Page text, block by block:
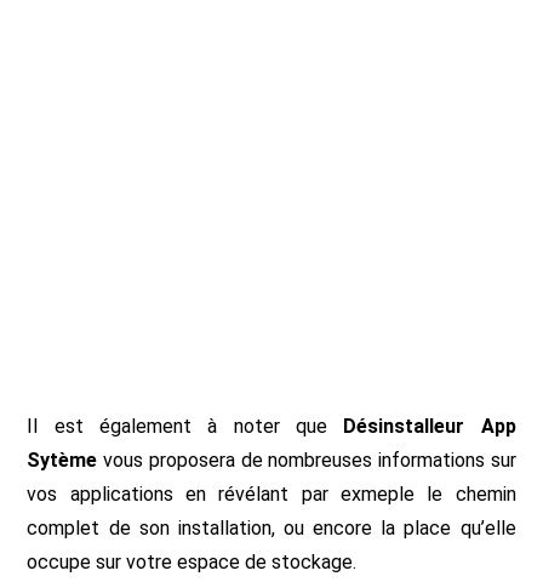
Il est également à noter que Désinstalleur App
Sytème vous proposera de nombreuses informations sur
vos applications en révélant par exmeple le chemin
complet de son installation, ou encore la place qu’elle
occupe sur votre espace de stockage.